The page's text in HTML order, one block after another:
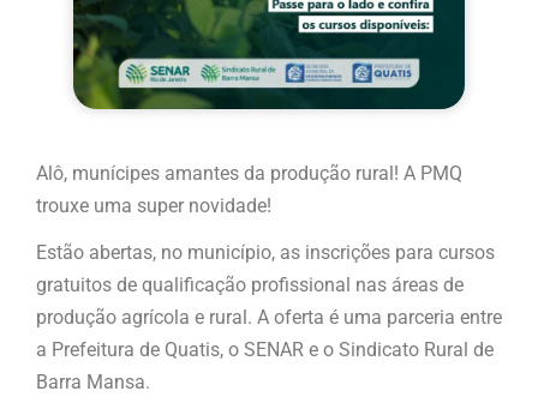
Alô, munícipes amantes da produção rural! A PMQ
trouxe uma super novidade!
Estão abertas, no município, as inscrições para cursos
gratuitos de qualificação profissional nas áreas de
produção agrícola e rural. A oferta é uma parceria entre
a Prefeitura de Quatis, o SENAR e o Sindicato Rural de
Barra Mansa.